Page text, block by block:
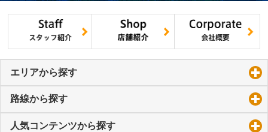
エリアから探す
路線から探す
人気コンテンツから探す